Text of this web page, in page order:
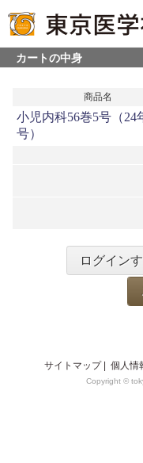
カートの中身
商品名
小児内科56巻5号（24
号）
ログイン
サイトマップ| 個人情
Copyright ©